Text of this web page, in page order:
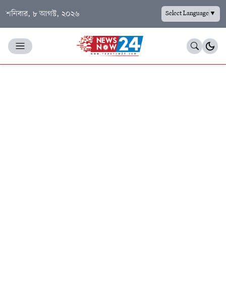
শনিবার, ৮ আগস্ট, ২০২৬ Select Language▼